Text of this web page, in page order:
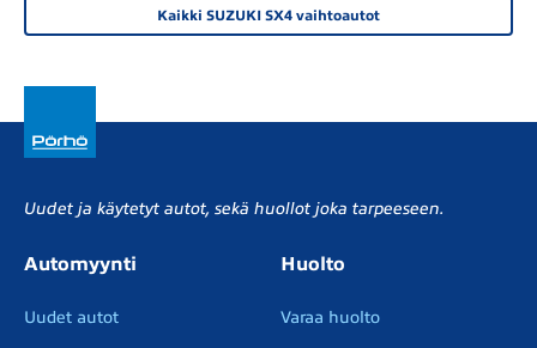
Kaikki SUZUKI SX4 vaihtoautot
Uudet ja käytetyt autot, sekä huollot joka tarpeeseen.
Automyynti
Uudet autot
Huolto
Varaa huolto